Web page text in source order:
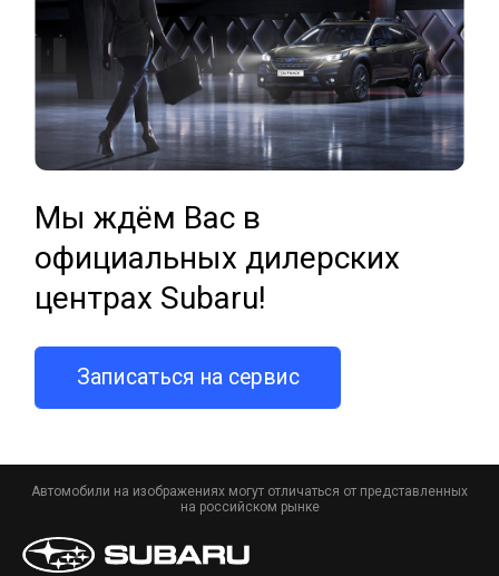
Мы ждём Вас в
официальных дилерских
центрах Subaru!
Записаться на сервис
Автомобили на изображениях могут отличаться от представленных
на российском рынке